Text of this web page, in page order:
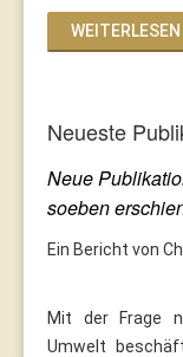
WEITERLESEN
Neueste
Neue
soeben
Ein Bericht von
Mit der Frage
Umwelt